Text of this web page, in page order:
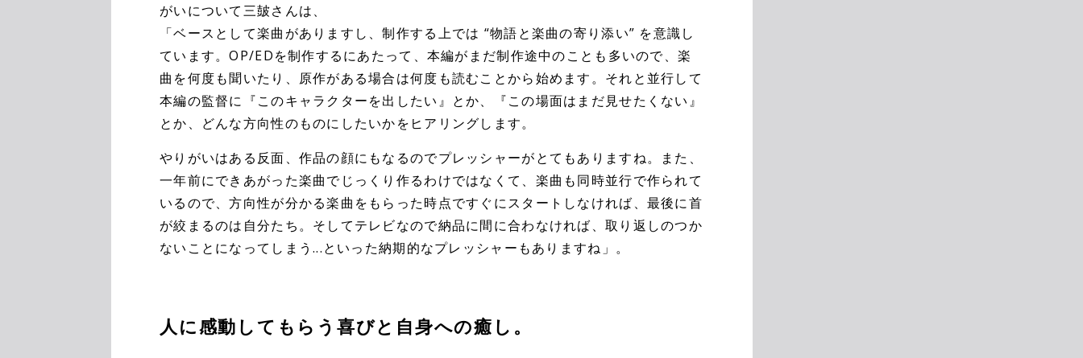
がいについて三皷さんは、
「ベースとして楽曲がありますし、制作する上では “物語と楽曲の寄り添い” を意識し
ています。OP/EDを制作するにあたって、本編がまだ制作途中のことも多いので、楽
曲を何度も聞いたり、原作がある場合は何度も読むことから始めます。それと並行して
本編の監督に『このキャラクターを出したい』とか、『この場面はまだ見せたくない』
とか、どんな方向性のものにしたいかをヒアリングします。
やりがいはある反面、作品の顔にもなるのでプレッシャーがとてもありますね。また、
一年前にできあがった楽曲でじっくり作るわけではなくて、楽曲も同時並行で作られて
いるので、方向性が分かる楽曲をもらった時点ですぐにスタートしなければ、最後に首
が絞まるのは自分たち。そしてテレビなので納品に間に合わなければ、取り返しのつか
ないことになってしまう...といった納期的なプレッシャーもありますね」。
人に感動してもらう喜びと自身への癒し。